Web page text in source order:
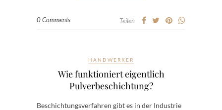
0 Comments Teilen
HANDWERKER
Wie funktioniert eigentlich
Pulverbeschichtung?
Beschichtungsverfahren gibt es in der Industrie